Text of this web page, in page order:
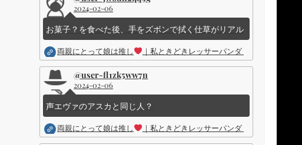
2024-02-06
お菓子？を食べた後、手をズボンで拭く仕草がリアル
両親にとって娘は推し ｜私ときどきレッサーパンダ ｜Disney (ディズ
@user-fl1zk5ww7n
2024-02-06
声エヴァのアスカと同じ人？
両親にとって娘は推し ｜私ときどきレッサーパンダ ｜Disney (ディズ